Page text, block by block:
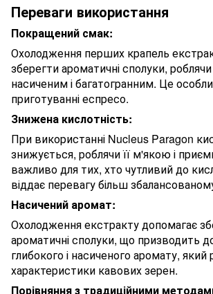
Переваги використання
Покращений смак:
Охолодження перших крапель
зберегти ароматичні сполуки,
насиченим і багатогранним. Це
приготуванні еспресо.
Знижена кислотність:
При використанні Nucleus Paragon
знижується, роблячи її м'якою і
важливо для тих, хто чутливий до
віддає перевагу більш
Насичений аромат:
Охолодження екстракту допомагає
ароматичні сполуки, що призводить
глибокого і насиченого аромату, який
характеристики кавових зерен.
Порівняння з традиційними